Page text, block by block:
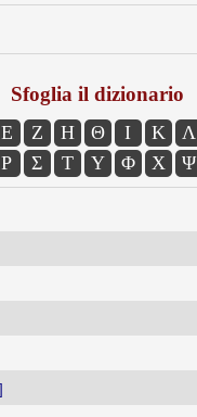
Sfoglia il dizionario
Ε Ζ Η Θ Ι Κ Λ
Ρ Σ Τ Υ Φ Χ Ψ